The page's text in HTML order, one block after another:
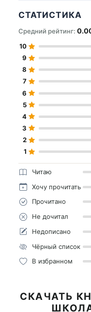
СТАТИСТИКА
Средний рейтинг:
10
9
8
7
6
5
4
3
2
1
Читаю
Хочу прочитать
Прочитано
Не дочитал
Недописано
Чёрный список
В избранном
СКАЧАТЬ